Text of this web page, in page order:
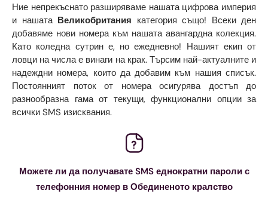
Ние непрекъснато разширяваме нашата цифрова империя
и нашата Великобритания категория също! Всеки ден
добавяме нови номера към нашата авангардна колекция.
Като коледна сутрин е, но ежедневно! Нашият екип от
ловци на числа е винаги на крак. Търсим най-актуалните и
надеждни номера, които да добавим към нашия списък.
Постоянният поток от номера осигурява достъп до
разнообразна гама от текущи, функционални опции за
всички SMS изисквания.
Можете ли да получавате SMS еднократни пароли с
телефонния номер в Обединеното кралство